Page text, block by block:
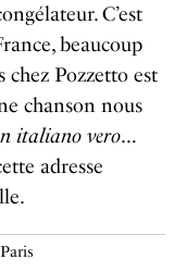
C’est
beaucoup
chez Pozzetto est
chanson nous
italiano vero…
adresse